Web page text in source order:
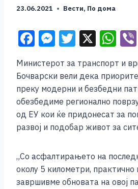
23.06.2021 Вести, По дома
F
c
e
b
o
o
k
M
ss
e
n
g
er
T
tt
er
X W
at
s
A
p
p
Mинистерот за транспорт и
Бочварски вели дека
преку модерни и безбедни
обезбедиме регионално
од ЕУ кои ќе придонесат за
развој и подобар живот за
„Со асфалтирањето на
околу 5 километри, практично
завршивме обновата на овој